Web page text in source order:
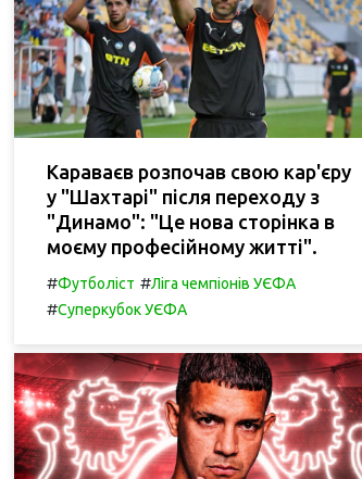
Караваєв розпочав свою кар'єру
у "Шахтарі" після переходу з
"Динамо": "Це нова сторінка в
моєму професійному житті".
#Футболіст #Ліга чемпіонів УЄФА
#Суперкубок УЄФА